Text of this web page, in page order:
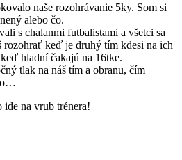
naše rozohrávanie 5ky. Som si
alebo čo.
s chalanmi futbalistami a všetci sa
rozohrať keď je druhý tím kdesi na ich
hladní čakajú na 16tke.
tlak na náš tím a obranu, čím
ide na vrub trénera!